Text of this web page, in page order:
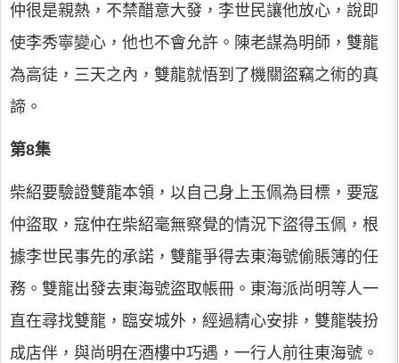
仲很是親熱，不禁醋意大發，李世民讓他放心，說即
使李秀寧變心，他也不會允許。陳老謀為明師，雙龍
為高徒，三天之內，雙龍就悟到了機關盜竊之術的真
諦。
第8集
柴紹要驗證雙龍本領，以自己身上玉佩為目標，要寇
仲盜取，寇仲在柴紹毫無察覺的情況下盜得玉佩，根
據李世民事先的承諾，雙龍爭得去東海號偷賬簿的任
務。雙龍出發去東海號盜取帳冊。東海派尚明等人一
直在尋找雙龍，臨安城外，經過精心安排，雙龍裝扮
成店伴，與尚明在酒樓中巧遇，一行人前往東海號。